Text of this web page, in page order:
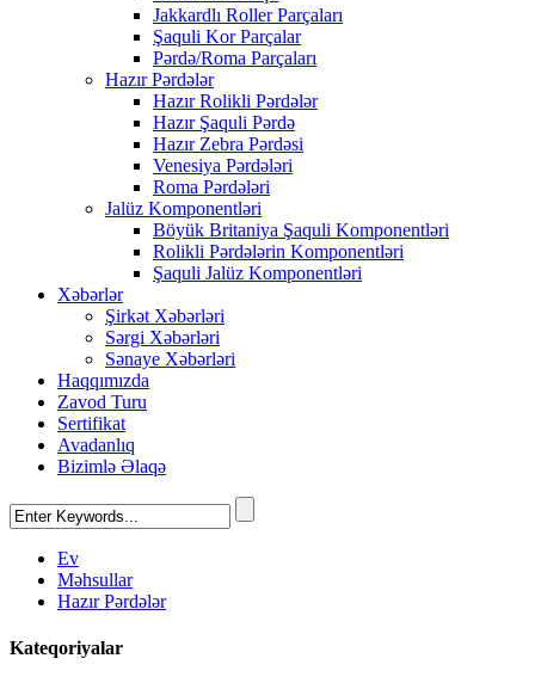
Jakkardlı Roller Parçaları
Şaquli Kor Parçalar
Pərdə/Roma Parçaları
Hazır Pərdələr
Hazır Rolikli Pərdələr
Hazır Şaquli Pərdə
Hazır Zebra Pərdəsi
Venesiya Pərdələri
Roma Pərdələri
Jalüz Komponentləri
Böyük Britaniya Şaquli Komponentləri
Rolikli Pərdələrin Komponentləri
Şaquli Jalüz Komponentləri
Xəbərlər
Şirkət Xəbərləri
Sərgi Xəbərləri
Sənaye Xəbərləri
Haqqımızda
Zavod Turu
Sertifikat
Avadanlıq
Bizimlə Əlaqə
Ev
Məhsullar
Hazır Pərdələr
Kateqoriyalar